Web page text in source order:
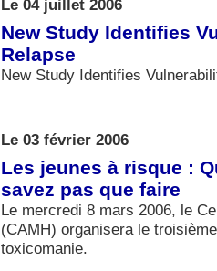
Le 04 juillet 2006
New Study Identifies
Relapse
New Study Identifies
Le 03 février 2006
Les jeunes à risque :
savez pas que faire
Le mercredi 8 mars 2006, le
(CAMH) organisera le
toxicomanie.